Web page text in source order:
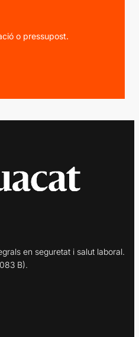
o pressupost.
en seguretat i salut laboral.
B).